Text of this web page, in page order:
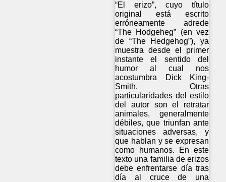
“El erizo”, cuyo título
original está escrito
erróneamente adrede
“The Hodgeheg” (en vez
de “The Hedgehog”), ya
muestra desde el primer
instante el sentido del
humor al cual nos
acostumbra Dick King-
Smith. Otras
particularidades del estilo
del autor son el retratar
animales, generalmente
débiles, que triunfan ante
situaciones adversas, y
que hablan y se expresan
como humanos. En este
texto una familia de erizos
debe enfrentarse día tras
día al cruce de una